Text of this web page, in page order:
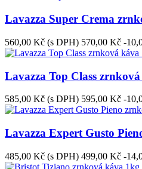
Lavazza Super Crema
560,00 Kč (s DPH) 570,00 Kč -
Lavazza Top Class
585,00 Kč (s DPH) 595,00 Kč -
Lavazza Expert Gusto
485,00 Kč (s DPH) 499,00 Kč -